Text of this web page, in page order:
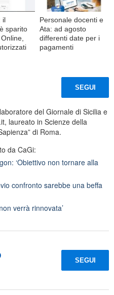
il
sparito
Personale docenti e
Ata: ad agosto
differenti date per i
pagamenti
SEGUI
del Giornale di Sicilia e
laureato in Scienze della
di Roma.
da CaGi:
‘Obiettivo non tornare alla
confronto sarebbe una beffa
verrà rinnovata’
SEGUI